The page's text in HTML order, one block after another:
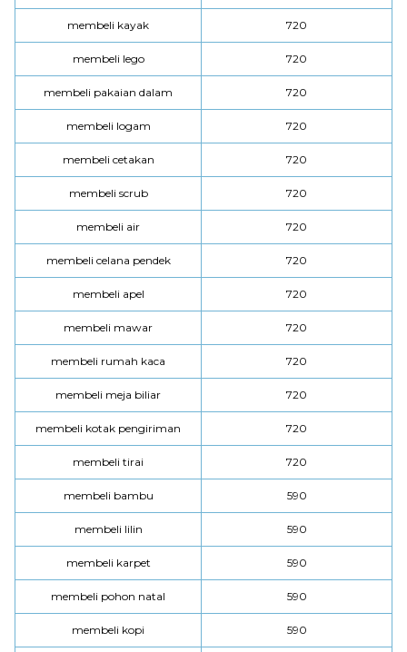
membeli kayak 720
membeli lego 720
membeli pakaian dalam 720
membeli logam 720
membeli cetakan 720
membeli scrub 720
membeli air 720
membeli celana pendek 720
membeli apel 720
membeli mawar 720
membeli rumah kaca 720
membeli meja biliar 720
membeli kotak pengiriman 720
membeli tirai 720
membeli bambu 590
membeli lilin 590
membeli karpet 590
membeli pohon natal 590
membeli kopi 590